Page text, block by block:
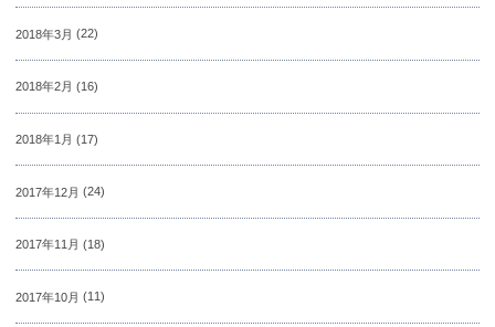
2018年3月 (22)
2018年2月 (16)
2018年1月 (17)
2017年12月 (24)
2017年11月 (18)
2017年10月 (11)